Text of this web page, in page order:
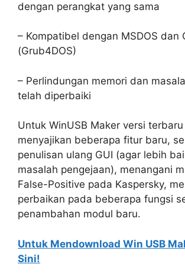
dengan perangkat yang sama
– Kompatibel dengan MSDOS dan
(Grub4DOS)
– Perlindungan memori dan
telah diperbaiki
Untuk WinUSB Maker versi
menyajikan beberapa fitur baru,
penulisan ulang GUI (agar lebih
masalah pengejaan), menangani
False-Positive pada Kaspersky,
perbaikan pada beberapa fungsi
penambahan modul baru.
Untuk Mendownload Win USB
Sini!